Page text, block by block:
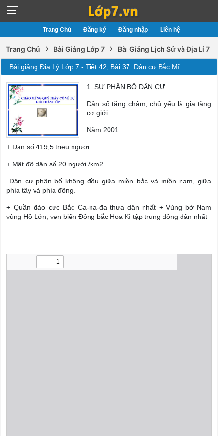
Trang Chủ Đăng ký Đăng nhập Liên hệ
Trang Chủ › Bài Giảng Lớp 7 › Bài Giảng Lịch Sử và Địa Lí 7
Bài giảng Địa Lý Lớp 7 - Tiết 42, Bài 37: Dân cư Bắc Mĩ
1. SỰ PHÂN BỐ DÂN CƯ:
Dân số tăng chậm, chủ yếu là gia tăng
cơ giới.
Năm 2001:
+ Dân số 419,5 triệu người.
+ Mật độ dân số 20 người /km2.
Dân cư phân bố không đều giữa miền bắc và miền nam, giữa
phía tây và phía đông.
+ Quần đảo cực Bắc Ca-na-đa thưa dân nhất + Vùng bờ Nam
vùng Hồ Lớn, ven biển Đông bắc Hoa Kì tập trung đông dân nhất